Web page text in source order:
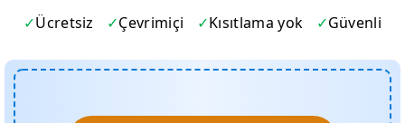
Ücretsiz Çevrimiçi Kısıtlama yok Güvenli